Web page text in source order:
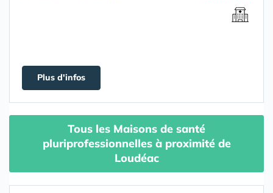
Plus d'infos
Tous les Maisons de santé
pluriprofessionnelles à proximité de
Loudéac